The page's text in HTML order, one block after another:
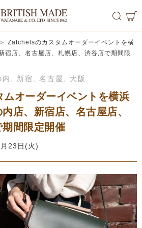
MEN
WOMEN
＞ Zatchelsのカスタムオーダーイベントを横
宿店、名古屋店、札幌店、渋谷店で期間限
内 新宿 名古屋 大阪
オーダーイベントを横浜
店、新宿店、名古屋店、
間限定開催
23日(火)